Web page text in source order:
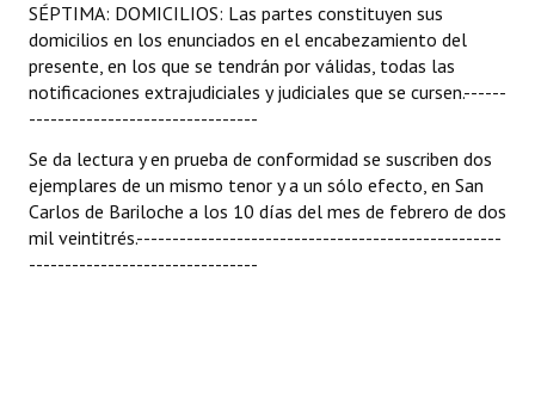
SÉPTIMA: DOMICILIOS: Las partes constituyen sus
domicilios en los enunciados en el encabezamiento del
presente, en los que se tendrán por válidas, todas las
notificaciones extrajudiciales y judiciales que se cursen.------
--------------------------------
Se da lectura y en prueba de conformidad se suscriben dos
ejemplares de un mismo tenor y a un sólo efecto, en San
Carlos de Bariloche a los 10 días del mes de febrero de dos
mil veintitrés.---------------------------------------------------
--------------------------------